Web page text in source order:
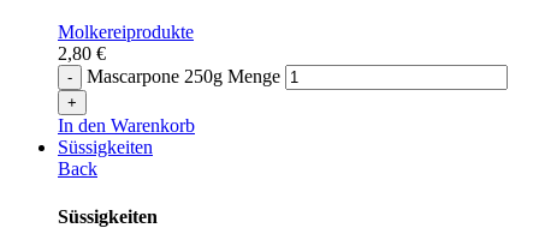
Molkereiprodukte
2,80 €
Mascarpone 250g Menge
In den Warenkorb
Süssigkeiten
Back
Süssigkeiten